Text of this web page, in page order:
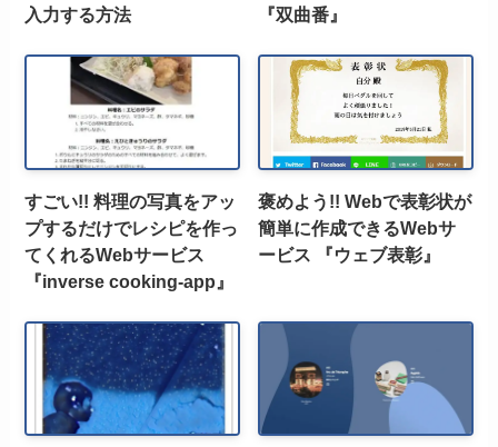
入力する方法
『双曲番』
すごい!! 料理の写真をアッ
プするだけでレシピを作っ
てくれるWebサービス
『inverse cooking-app』
褒めよう!! Webで表彰状が
簡単に作成できるWebサ
ービス 『ウェブ表彰』